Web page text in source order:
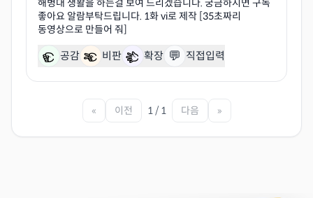
해병대 생활을 하는걸 보여 드리겠습니다. 궁금하시면 구독
좋아요 알람부탁드립니다. 1화 vi로 제작 [35초짜리
공감 비판 확장 💬 직접입력
« 이전 1 / 1 다음 »